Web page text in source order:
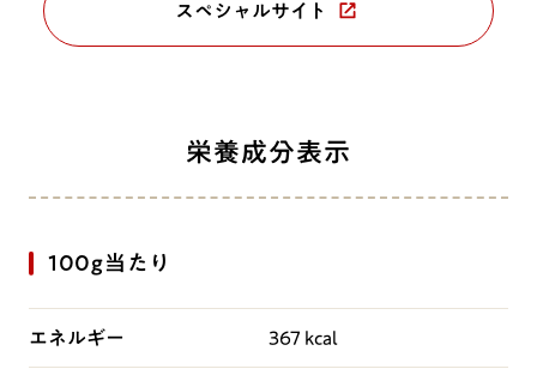
スペシャルサイト
栄養成分表示
100g当たり
エネルギー 367 kcal